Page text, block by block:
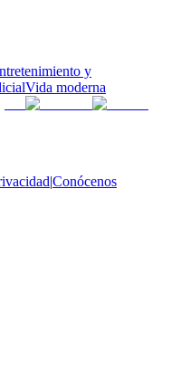
y
Vida moderna
|Conócenos